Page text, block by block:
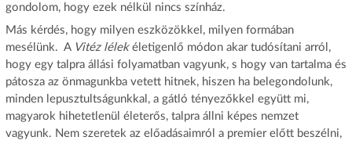
gondolom, hogy ezek nélkül nincs színház.
Más kérdés, hogy milyen eszközökkel, milyen formában
mesélünk. A Vitéz lélekéletigenlő módon akar tudósítani arról,
hogy egy talpra állási folyamatban vagyunk, s hogy van tartalma és
pátosza az önmagunkba vetett hitnek, hiszen ha belegondolunk,
minden lepusztultságunkkal, a gátló tényezőkkel együtt mi,
magyarok hihetetlenül életerős, talpra állni képes nemzet
vagyunk. Nem szeretek az előadásaimról a premier előtt beszélni,